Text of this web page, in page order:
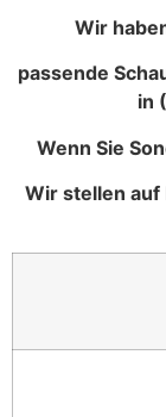
Wir
passende
in
Wenn Sie
Wir stellen auf